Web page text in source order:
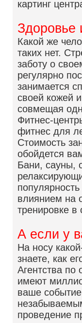
картинг
Здоровье
Какой же
таких нет.
заботу о
регулярно
занимается
своей кожей
совмещая
Фитнес-
фитнес для
Стоимость
обойдется
Бани, сауны,
влиянием на
тренировке в
А если у
На носу
знаете, как
Агентства по
имеют
ваше
проведение